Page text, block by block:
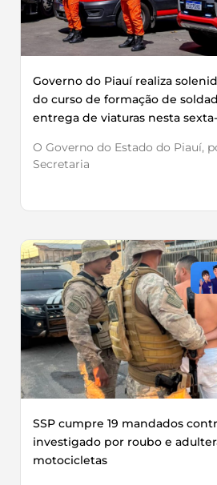
Governo do Piauí realiza
do curso de formação de
entrega de viaturas nesta
O Governo do Estado do Piauí,
Secretaria
SSP cumpre 19 mandados
investigado por roubo e
motocicletas